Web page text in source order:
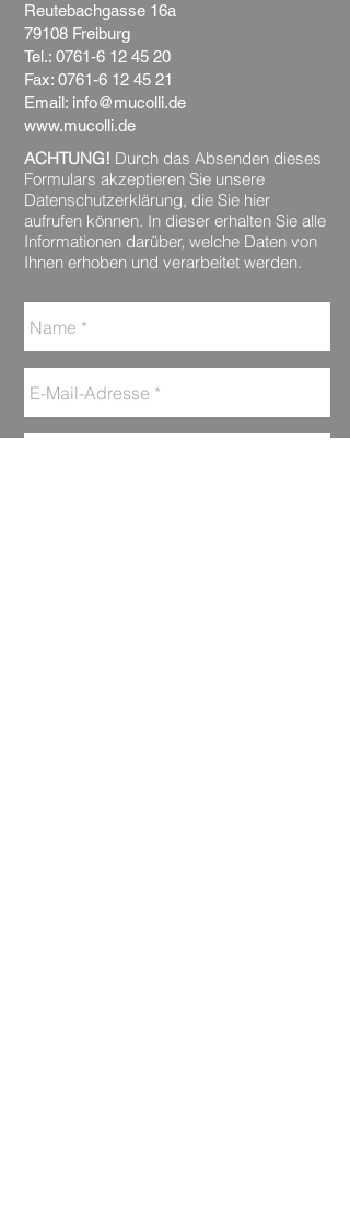
Reutebachgasse 16a
79108 Freiburg
Tel.: 0761-6 12 45 20
Fax: 0761-6 12 45 21
Email: info@mucolli.de
www.mucolli.de
ACHTUNG! Durch das Absenden dieses
Formulars akzeptieren Sie unsere
Datenschutzerklärung, die Sie hier
aufrufen können. In dieser erhalten Sie alle
Informationen darüber, welche Daten von
Ihnen erhoben und verarbeitet werden.